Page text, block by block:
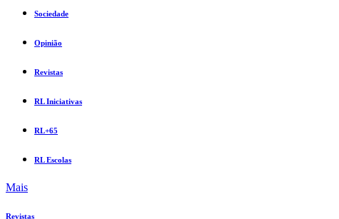
Sociedade
Opinião
Revistas
RL Iniciativas
RL+65
RL Escolas
Mais
Revistas